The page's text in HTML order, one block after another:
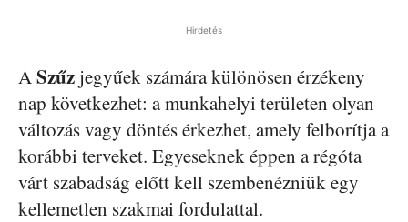
Hirdetés
ASzűzjegyűek számára különösen érzékeny
nap következhet: a munkahelyi területen olyan
változás vagy döntés érkezhet, amely felborítja a
korábbi terveket. Egyeseknek éppen a régóta
várt szabadság előtt kell szembenézniük egy
kellemetlen szakmai fordulattal.